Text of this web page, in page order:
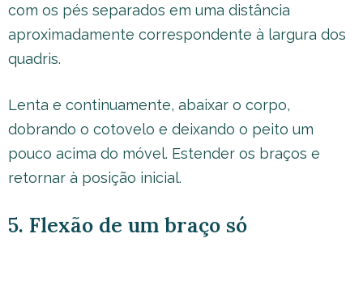
com os pés separados em uma distância
aproximadamente correspondente à largura dos
quadris.
Lenta e continuamente, abaixar o corpo,
dobrando o cotovelo e deixando o peito um
pouco acima do móvel. Estender os braços e
retornar à posição inicial.
5. Flexão de um braço só